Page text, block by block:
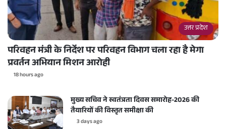
उत्तर प्रदेश
परिवहन मंत्री के निर्देश पर परिवहन विभाग चला रहा है मेगा
प्रवर्तन अभियान मिशन आरोही
18 hours ago
मुख्य सचिव ने स्वतंत्रता दिवस समारोह-2026 की
तैयारियों की विस्तृत समीक्षा की
3 days ago